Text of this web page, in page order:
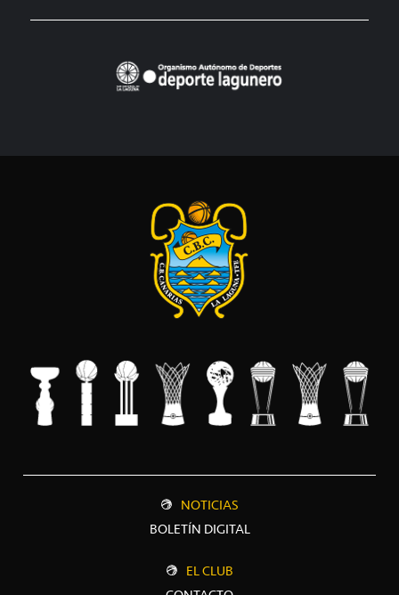
NOTICIAS
BOLETÍN DIGITAL
EL CLUB